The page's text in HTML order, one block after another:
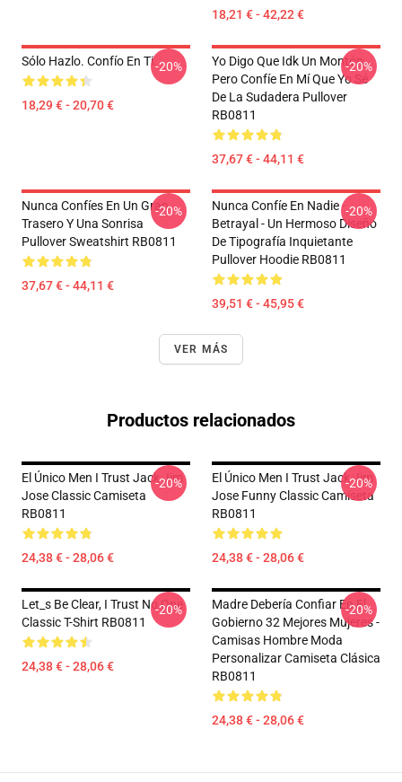
18,21 € - 42,22 €
Sólo Hazlo. Confío En Ti.
18,29 € - 20,70 €
-20%
Yo Digo Que Idk Un Montón
Pero Confíe En Mí Que Yo Sé
De La Sudadera Pullover
RB0811
37,67 € - 44,11 €
-20%
Nunca Confíes En Un Gran
Trasero Y Una Sonrisa
Pullover Sweatshirt RB0811
37,67 € - 44,11 €
-20%
Nunca Confíe En Nadie -
Betrayal - Un Hermoso Diseño
De Tipografía Inquietante
Pullover Hoodie RB0811
39,51 € - 45,95 €
-20%
VER MÁS
Productos relacionados
El Único Men I Trust Jack Jim
Jose Classic Camiseta
RB0811
24,38 € - 28,06 €
-20%
El Único Men I Trust Jack Jim
Jose Funny Classic Camiseta
RB0811
24,38 € - 28,06 €
-20%
Let_s Be Clear, I Trust No One
Classic T-Shirt RB0811
24,38 € - 28,06 €
-20%
Madre Debería Confiar En El
Gobierno 32 Mejores Mujeres -
Camisas Hombre Moda
Personalizar Camiseta Clásica
RB0811
24,38 € - 28,06 €
-20%